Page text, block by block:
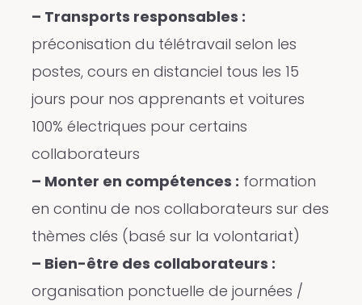
– Transports responsables :
préconisation du télétravail selon les
postes, cours en distanciel tous les 15
jours pour nos apprenants et voitures
100% électriques pour certains
collaborateurs
– Monter en compétences : formation
en continu de nos collaborateurs sur des
thèmes clés (basé sur la volontariat)
– Bien-être des collaborateurs :
organisation ponctuelle de journées /